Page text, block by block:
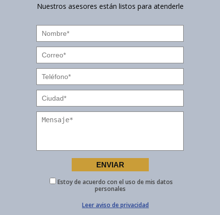
Nuestros asesores están listos para atenderle
Estoy de acuerdo con el uso de mis datos
personales
Leer aviso de privacidad